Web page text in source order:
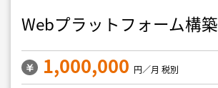
Webプラットフォーム構築
1,000,000 円／月 税別